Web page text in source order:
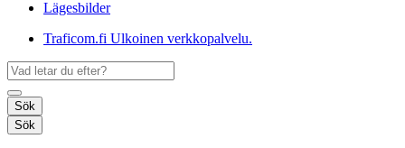
Lägesbilder
Traficom.fi Ulkoinen verkkopalvelu.
Sök
Sök